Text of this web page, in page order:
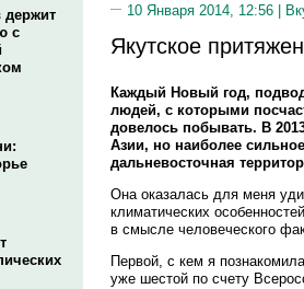
держит
с
10 Января 2014, 12:56 |
Якутское
Каждый Новый год,
людей, с которыми
довелось побывать. В
Азии, но наиболее
дальневосточная
Она оказалась для меня
климатических
в смысле человеческого
Первой, с кем я
уже шестой по счету